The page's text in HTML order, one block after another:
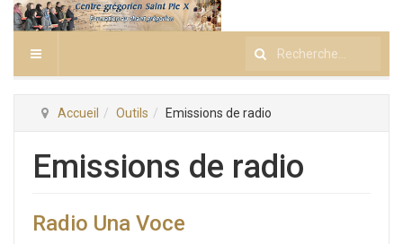
Rechercher
Accueil Outils Emissions de radio
Emissions de radio
Radio Una Voce